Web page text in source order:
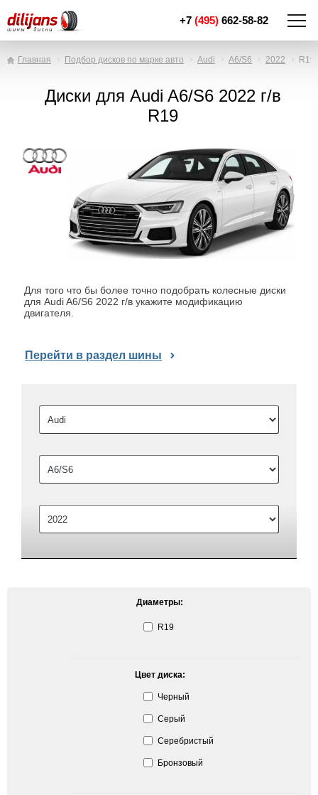
+7 (495) 662-58-82
Главная Подбор дисков по марке авто Audi A6/S6 2022 R19
Диски для Audi A6/S6 2022 г/в
R19
Для того что бы более точно подобрать колесные диски
для Audi A6/S6 2022 г/в укажите модификацию
двигателя.
Перейти в раздел шины
Диаметры:
R19
Цвет диска:
Черный
Серый
Серебристый
Бронзовый